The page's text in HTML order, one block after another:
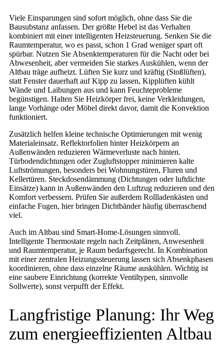
Viele Einsparungen sind sofort möglich, ohne dass Sie die
Bausubstanz anfassen. Der größte Hebel ist das Verhalten
kombiniert mit einer intelligenten Heizsteuerung. Senken Sie die
Raumtemperatur, wo es passt, schon 1 Grad weniger spart oft
spürbar. Nutzen Sie Absenktemperaturen für die Nacht oder bei
Abwesenheit, aber vermeiden Sie starkes Auskühlen, wenn der
Altbau träge aufheizt. Lüften Sie kurz und kräftig (Stoßlüften),
statt Fenster dauerhaft auf Kipp zu lassen, Kipplüften kühlt
Wände und Laibungen aus und kann Feuchteprobleme
begünstigen. Halten Sie Heizkörper frei, keine Verkleidungen,
lange Vorhänge oder Möbel direkt davor, damit die Konvektion
funktioniert.
Zusätzlich helfen kleine technische Optimierungen mit wenig
Materialeinsatz. Reflektorfolien hinter Heizkörpern an
Außenwänden reduzieren Wärmeverluste nach hinten.
Türbodendichtungen oder Zugluftstopper minimieren kalte
Luftströmungen, besonders bei Wohnungstüren, Fluren und
Kellertüren. Steckdosendämmung (Dichtungen oder luftdichte
Einsätze) kann in Außenwänden den Luftzug reduzieren und den
Komfort verbessern. Prüfen Sie außerdem Rollladenkästen und
einfache Fugen, hier bringen Dichtbänder häufig überraschend
viel.
Auch im Altbau sind Smart-Home-Lösungen sinnvoll.
Intelligente Thermostate regeln nach Zeitplänen, Anwesenheit
und Raumtemperatur, je Raum bedarfsgerecht. In Kombination
mit einer zentralen Heizungssteuerung lassen sich Absenkphasen
koordinieren, ohne dass einzelne Räume auskühlen. Wichtig ist
eine saubere Einrichtung (korrekte Ventiltypen, sinnvolle
Sollwerte), sonst verpufft der Effekt.
Langfristige Planung: Ihr Weg
zum energieeffizienten Altbau